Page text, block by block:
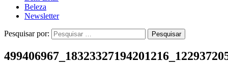
Beleza
Newsletter
Pesquisar por: